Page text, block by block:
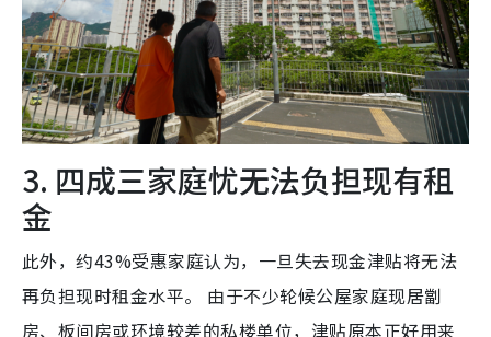
3. 四成三家庭忧无法负担现有租
金
此外，约43%受惠家庭认为，一旦失去现金津贴将无法
再负担现时租金水平。 由于不少轮候公屋家庭现居劏
房、板间房或环境较差的私楼单位，津贴原本正好用来